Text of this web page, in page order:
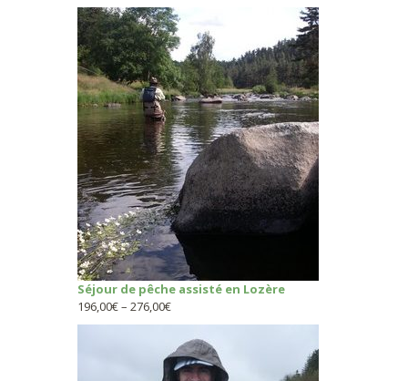
Séjour de pêche assisté en Lozère
196,00€– 276,00€